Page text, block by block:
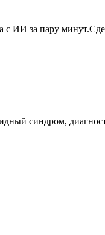
с ИИ за пару минут.
синдром,